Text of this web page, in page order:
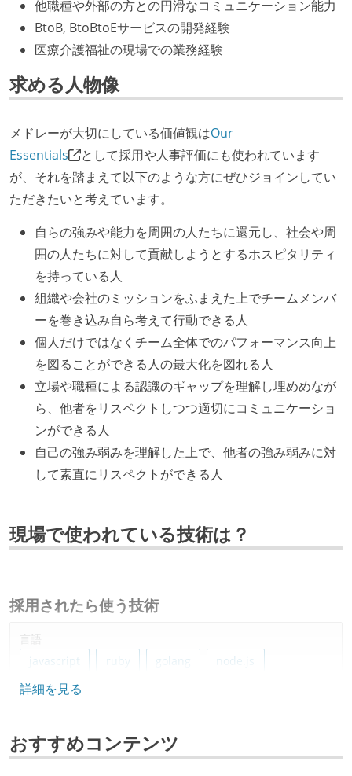
他職種や外部の方との円滑なコミュニケーション能力
BtoB, BtoBtoEサービスの開発経験
医療介護福祉の現場での業務経験
求める人物像
メドレーが大切にしている価値観はOur
Essentials
として採用や人事評価にも使われています
が、それを踏まえて以下のような方にぜひジョインしてい
ただきたいと考えています。
自らの強みや能力を周囲の人たちに還元し、社会や周
囲の人たちに対して貢献しようとするホスピタリティ
を持っている人
組織や会社のミッションをふまえた上でチームメンバ
ーを巻き込み自ら考えて行動できる人
個人だけではなくチーム全体でのパフォーマンス向上
を図ることができる人の最大化を図れる人
立場や職種による認識のギャップを理解し埋めめなが
ら、他者をリスペクトしつつ適切にコミュニケーショ
ンができる人
自己の強み弱みを理解した上で、他者の強み弱みに対
して素直にリスペクトができる人
現場で使われている技術は？
採用されたら使う技術
言語
javascript
ruby golang
node.js
typescript
ruby-on-rails
nestjs
詳細を見る
おすすめコンテンツ